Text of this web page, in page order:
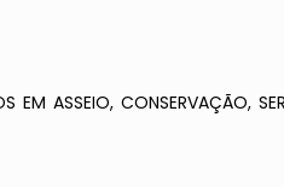
EM ASSEIO, CONSERVAÇÃO,